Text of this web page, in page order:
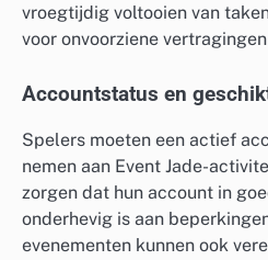
vroegtijdig voltooien van
voor onvoorziene
Accountstatus en
Spelers moeten een actief
nemen aan Event Jade-
zorgen dat hun account in
onderhevig is aan
evenementen kunnen ook